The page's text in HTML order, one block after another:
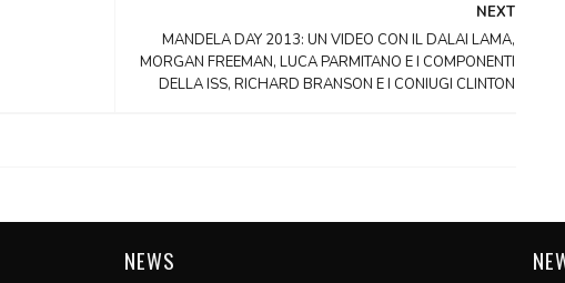
NEXT
MANDELA DAY 2013: UN VIDEO CON IL DALAI LAMA,
MORGAN FREEMAN, LUCA PARMITANO E I COMPONENTI
DELLA ISS, RICHARD BRANSON E I CONIUGI CLINTON
NEWS